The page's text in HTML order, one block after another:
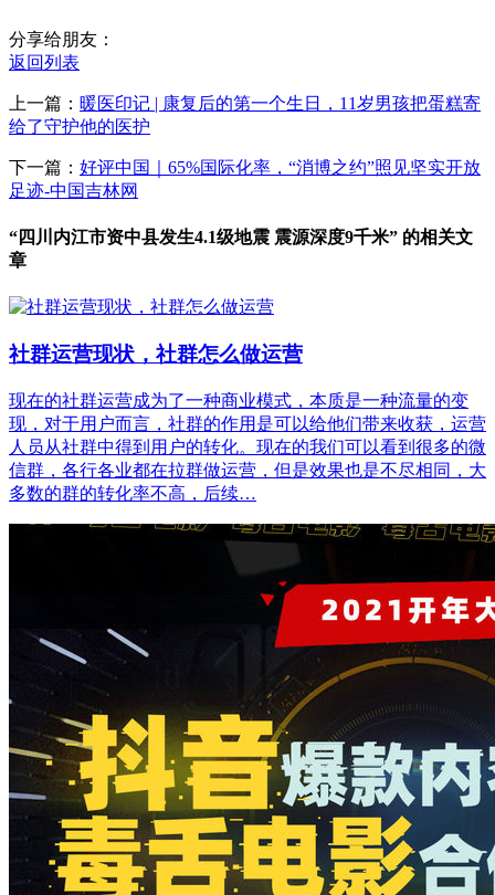
分享给朋友：
返回列表
上一篇： 暖医印记 | 康复后的第一个生日，11岁男孩把蛋糕寄
给了守护他的医护
下一篇： 好评中国｜65%国际化率，“消博之约”照见坚实开放
足迹-中国吉林网
“四川内江市资中县发生4.1级地震 震源深度9千米” 的相关文
章
社群运营现状，社群怎么做运营
现在的社群运营成为了一种商业模式，本质是一种流量的变
现，对于用户而言，社群的作用是可以给他们带来收获，运营
人员从社群中得到用户的转化。现在的我们可以看到很多的微
信群，各行各业都在拉群做运营，但是效果也是不尽相同，大
多数的群的转化率不高，后续…